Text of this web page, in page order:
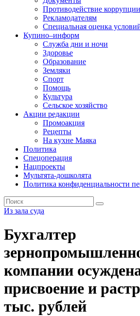
Противодействие коррупции
Рекламодателям
Специальная оценка
Купино–информ
Служба дни и ночи
Здоровье
Образование
Земляки
Спорт
Помощь
Культура
Сельское хозяйство
Акции редакции
Промоакция
Рецепты
На кухне Маяка
Политика
Спецоперация
Нацпроекты
Мультята-дошколята
Политика конфиденциальности
Из зала суда
Бухгалтер
компании
присвоение и
тыс. рублей